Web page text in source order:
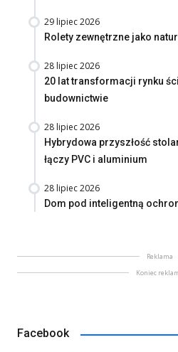
29 lipiec 2026
Rolety zewnętrzne jako
28 lipiec 2026
20 lat transformacji rynku
budownictwie
28 lipiec 2026
Hybrydowa przyszłość
łączy PVC i aluminium
28 lipiec 2026
Dom pod inteligentną
Reklama
Koniec
Facebook